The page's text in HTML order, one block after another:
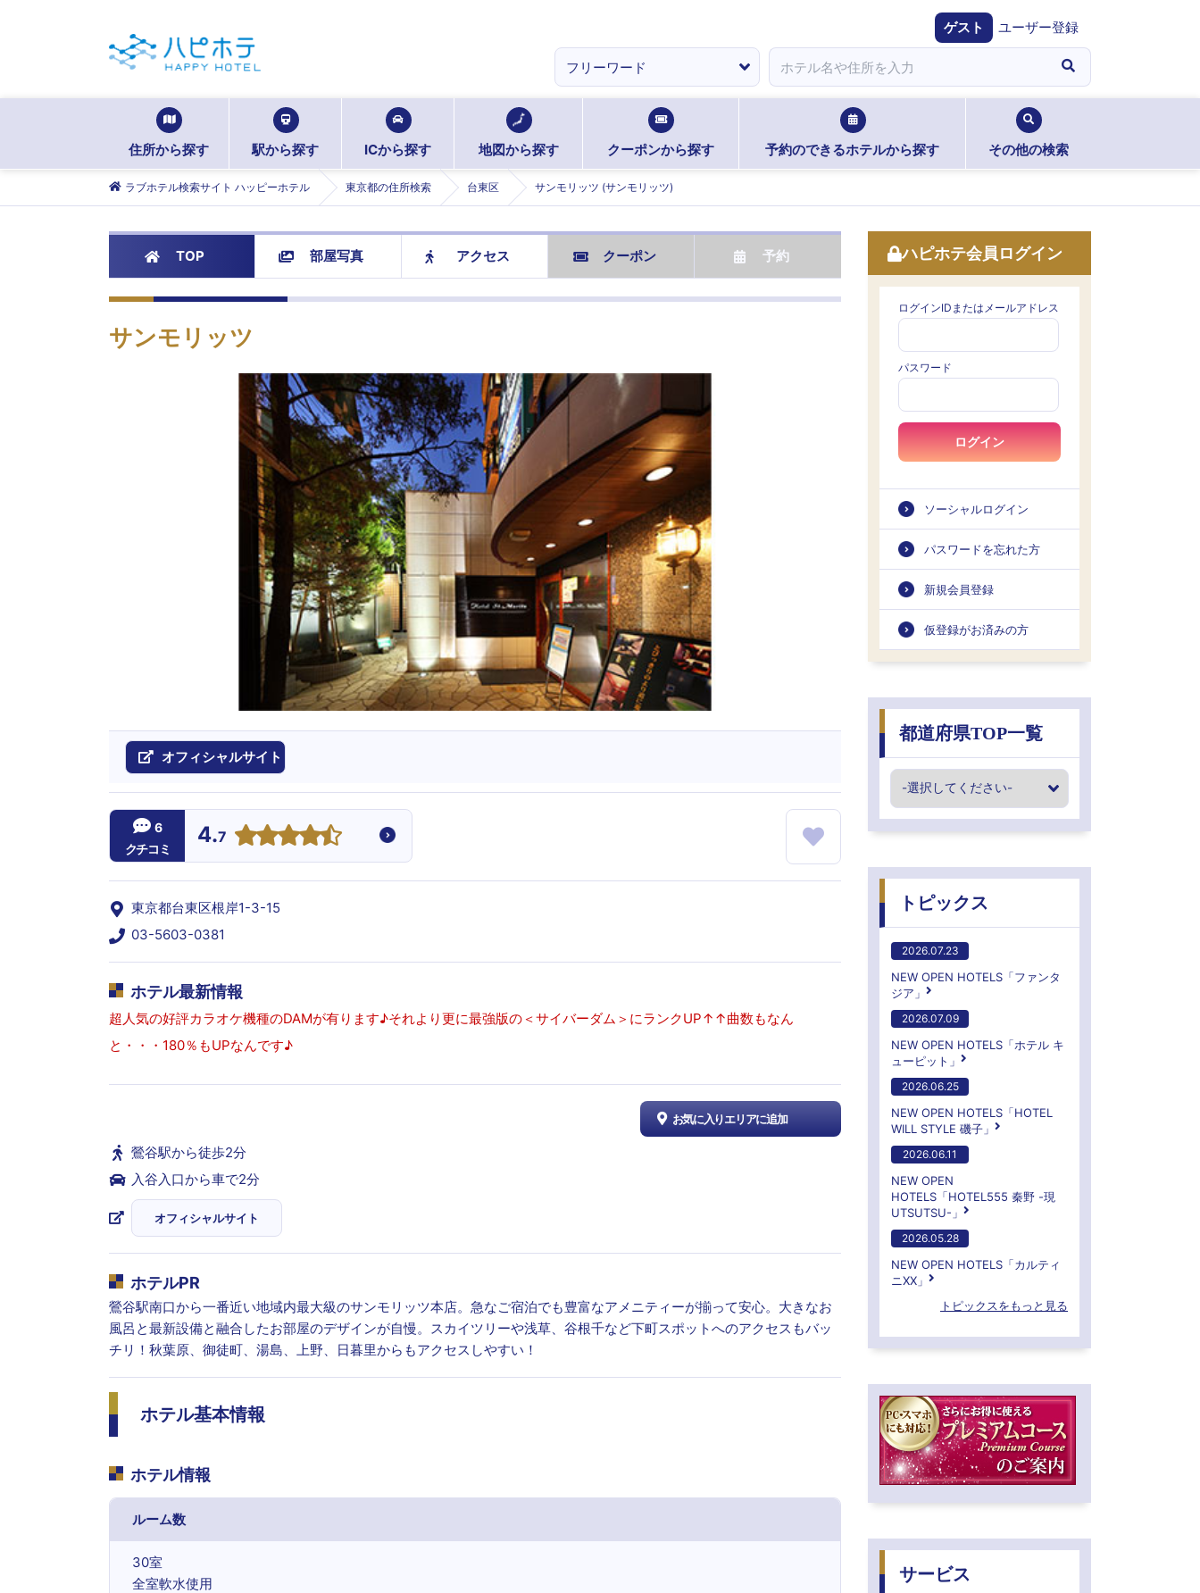
ゲスト ユーザー登録
住所から探す 駅から探す ICから探す 地図から探す クーポンから探す 予約のできるホテルから探す その他の検索
ラブホテル検索サイト ハッピーホテル 東京都の住所検索 台東区 サンモリッツ (サンモリッツ)
TOP 部屋写真 アクセス クーポン 予約
サンモリッツ
オフィシャルサイト
6
クチコミ
4.7
東京都台東区根岸1-3-15
03-5603-0381
ホテル最新情報
超人気の好評カラオケ機種のDAMが有ります♪それより更に最強版の＜サイバーダム＞にランクUP↑↑曲数もなん
と・・・180％もUPなんです♪
お気に入りエリアに追加
鶯谷駅から徒歩2分
入谷入口から車で2分
オフィシャルサイト
ホテルPR
鶯谷駅南口から一番近い地域内最大級のサンモリッツ本店。急なご宿泊でも豊富なアメニティーが揃って安心。大きなお
風呂と最新設備と融合したお部屋のデザインが自慢。スカイツリーや浅草、谷根千など下町スポットへのアクセスもバッ
チリ！秋葉原、御徒町、湯島、上野、日暮里からもアクセスしやすい！
ホテル基本情報
ホテル情報
ルーム数
30室
全室軟水使用
ハピホテ会員ログイン
ログインIDまたはメールアドレス
パスワード
ログイン
ソーシャルログイン
パスワードを忘れた方
新規会員登録
仮登録がお済みの方
都道府県TOP一覧
トピックス
2026.07.23
NEW OPEN HOTELS「ファンタ
ジア」
2026.07.09
NEW OPEN HOTELS「ホテル キ
ューピット」
2026.06.25
NEW OPEN HOTELS「HOTEL
WILL STYLE 磯子」
2026.06.11
NEW OPEN
HOTELS「HOTEL555 秦野 -現
UTSUTSU-」
2026.05.28
NEW OPEN HOTELS「カルティ
ニXX」
トピックスをもっと見る
サービス